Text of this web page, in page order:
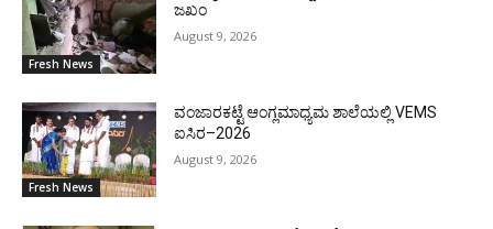
Fresh News
ಜಖಂ
August 9, 2026
Fresh News
ವಂಜಾರಕಟ್ಟೆ ಆಂಗ್ಲಮಾಧ್ಯಮ ಶಾಲೆಯಲ್ಲಿ VEMS
ಐಸಿರ–2026
August 9, 2026